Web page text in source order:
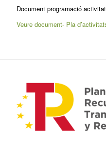
Document programació
Veure document- Pla